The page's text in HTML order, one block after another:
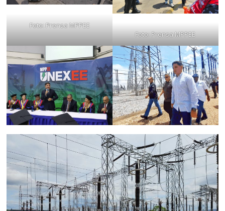
Foto: Prensa MPPEE
Foto: Prensa MPPEE